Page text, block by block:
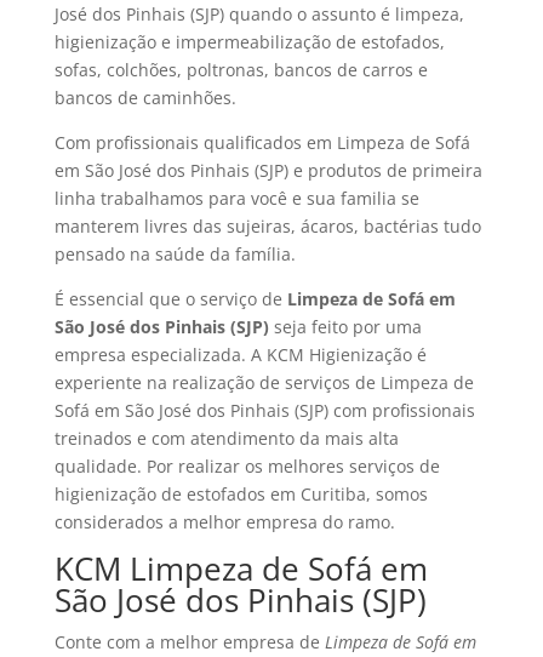
José dos Pinhais (SJP) quando o assunto é limpeza,
higienização e impermeabilização de estofados,
sofas, colchões, poltronas, bancos de carros e
bancos de caminhões.
Com profissionais qualificados em Limpeza de Sofá
em São José dos Pinhais (SJP) e produtos de primeira
linha trabalhamos para você e sua familia se
manterem livres das sujeiras, ácaros, bactérias tudo
pensado na saúde da família.
É essencial que o serviço de Limpeza de Sofá em
São José dos Pinhais (SJP) seja feito por uma
empresa especializada. A KCM Higienização é
experiente na realização de serviços de Limpeza de
Sofá em São José dos Pinhais (SJP) com profissionais
treinados e com atendimento da mais alta
qualidade. Por realizar os melhores serviços de
higienização de estofados em Curitiba, somos
considerados a melhor empresa do ramo.
KCM Limpeza de Sofá em
São José dos Pinhais (SJP)
Conte com a melhor empresa de Limpeza de Sofá em